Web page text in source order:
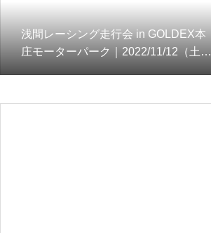
浅間レーシング走行会 in GOLDEX本
庄モーターパーク｜2022/11/12（土）